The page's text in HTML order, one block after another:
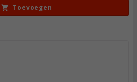
Toevoegen